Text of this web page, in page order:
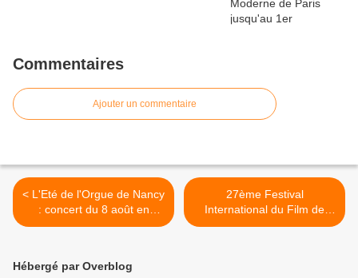
Commentaires
Ajouter un commentaire
< L'Eté de l'Orgue de Nancy
: concert du 8 août en
demi-teinte
27ème Festival
International du Film de
Nancy du 27 août au 5
Hébergé par Overblog